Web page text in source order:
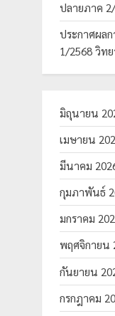
ปลายภาค
ประกาศผล
1/2568 วิท
มิถุนายน
เมษายน
มีนาคม
กุมภาพันธ์
มกราคม
พฤศจิกายน
กันยายน
กรกฎาคม